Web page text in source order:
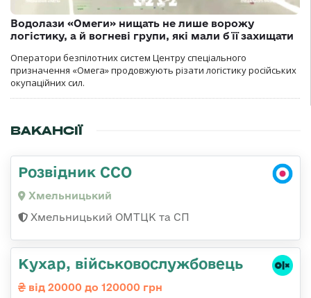
Водолази «Омеги» нищать не лише ворожу
логістику, а й вогневі групи, які мали б її захищати
Оператори безпілотних систем Центру спеціального
призначення «Омега» продовжують різати логістику російських
окупаційних сил.
ВАКАНСІЇ
Розвідник ССО
Хмельницький
Хмельницький ОМТЦК та СП
Кухар, військовослужбовець
від 20000 до 120000 грн